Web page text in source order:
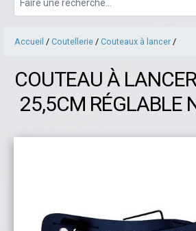
Accueil / Coutellerie / Couteaux à lancer /
COUTEAU À
25,5CM RÉGLABLE